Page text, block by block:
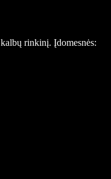
rinkinį. Įdomesnės: